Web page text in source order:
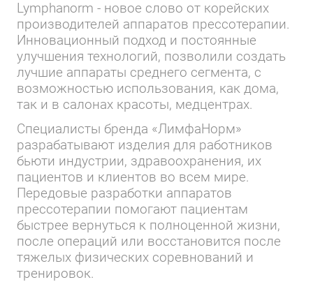
Lymphanorm - новое слово от корейских
производителей аппаратов прессотерапии.
Инновационный подход и постоянные
улучшения технологий, позволили создать
лучшие аппараты среднего сегмента, с
возможностью использования, как дома,
так и в салонах красоты, медцентрах.
Специалисты бренда «ЛимфаНорм»
разрабатывают изделия для работников
бьюти индустрии, здравоохранения, их
пациентов и клиентов во всем мире.
Передовые разработки аппаратов
прессотерапии помогают пациентам
быстрее вернуться к полноценной жизни,
после операций или восстановится после
тяжелых физических соревнований и
тренировок.